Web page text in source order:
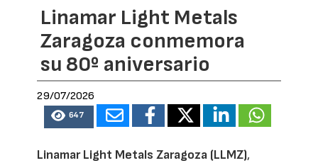
Linamar Light Metals
Zaragoza conmemora
su 80º aniversario
29/07/2026
647
Linamar Light Metals Zaragoza (LLMZ),